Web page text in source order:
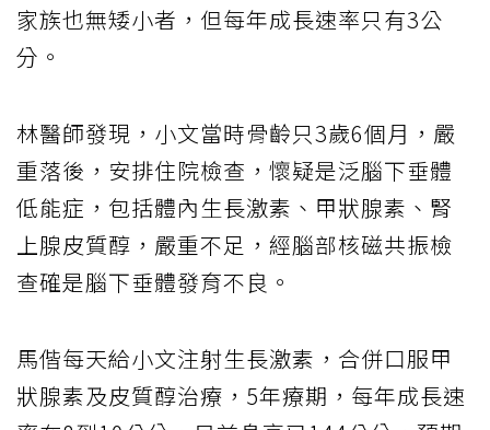
家族也無矮小者，但每年成長速率只有3公
分。
林醫師發現，小文當時骨齡只3歲6個月，嚴
重落後，安排住院檢查，懷疑是泛腦下垂體
低能症，包括體內生長激素、甲狀腺素、腎
上腺皮質醇，嚴重不足，經腦部核磁共振檢
查確是腦下垂體發育不良。
馬偕每天給小文注射生長激素，合併口服甲
狀腺素及皮質醇治療，5年療期，每年成長速